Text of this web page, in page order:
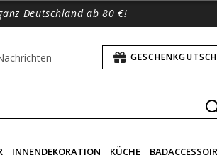
Deutschland ab 80 €!
INNENDEKORATION KÜCHE